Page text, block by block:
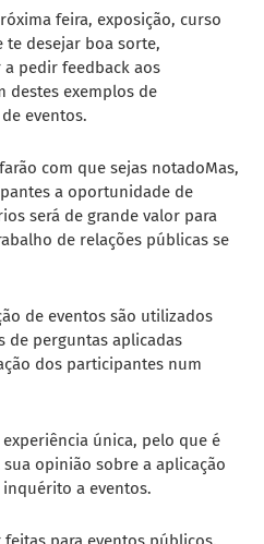
feira, exposição, curso
te desejar boa sorte,
pedir feedback aos
destes exemplos de
eventos.
com que sejas notadoMas,
a oportunidade de
será de grande valor para
de relações públicas se
de eventos são utilizados
de perguntas aplicadas
dos participantes num
única, pelo que é
opinião sobre a aplicação
inquérito a eventos.